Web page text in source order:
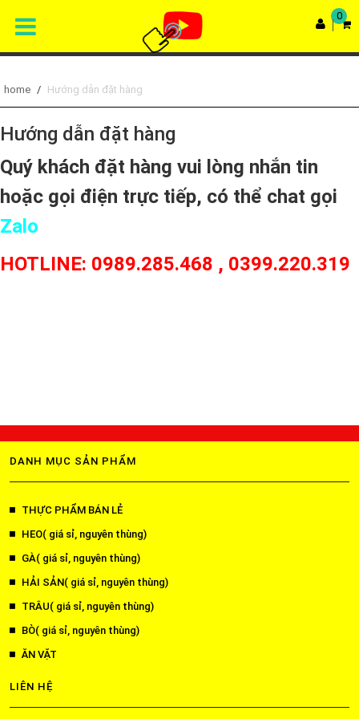
0
home / Hướng dẫn đặt hàng
Hướng dẫn đặt hàng
Quý khách đặt hàng vui lòng nhắn tin
hoặc gọi điện trực tiếp, có thể chat gọi
Zalo
HOTLINE: 0989.285.468 , 0399.220.319
DANH MỤC SẢN PHẨM
THỰC PHẨM BÁN LẺ
HEO( giá sỉ, nguyên thùng)
GÀ( giá sỉ, nguyên thùng)
HẢI SẢN( giá sỉ, nguyên thùng)
TRÂU( giá sỉ, nguyên thùng)
BÒ( giá sỉ, nguyên thùng)
ĂN VẶT
LIÊN HỆ